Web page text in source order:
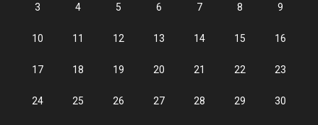
3 4 5 6 7 8 9
10 11 12 13 14 15 16
17 18 19 20 21 22 23
24 25 26 27 28 29 30